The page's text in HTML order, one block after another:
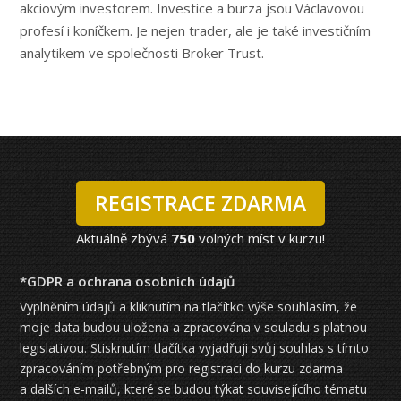
akciovým investorem. Investice a burza jsou Václavovou
profesí i koníčkem. Je nejen trader, ale je také investičním
analytikem ve společnosti Broker Trust.
REGISTRACE ZDARMA
Aktuálně zbývá 750 volných míst v kurzu!
*GDPR a ochrana osobních údajů
Vyplněním údajů a kliknutím na tlačítko výše souhlasím, že
moje data budou uložena a zpracována v souladu s platnou
legislativou. Stisknutím tlačítka vyjadřuji svůj souhlas s tímto
zpracováním potřebným pro registraci do kurzu zdarma
a dalších e-mailů, které se budou týkat souvisejícího tématu